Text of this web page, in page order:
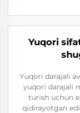
Yuqori
Yuqori darajali
yuqori darajali
turish uchun
qidirayotgan